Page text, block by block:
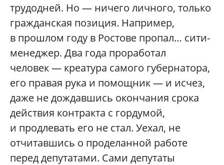
трудодней. Но — ничего личного, только
гражданская позиция. Например,
в прошлом году в Ростове пропал… сити-
менеджер. Два года проработал
человек — креатура самого губернатора,
его правая рука и помощник — и исчез,
даже не дождавшись окончания срока
действия контракта с гордумой,
и продлевать его не стал. Уехал, не
отчитавшись о проделанной работе
перед депутатами. Сами депутаты